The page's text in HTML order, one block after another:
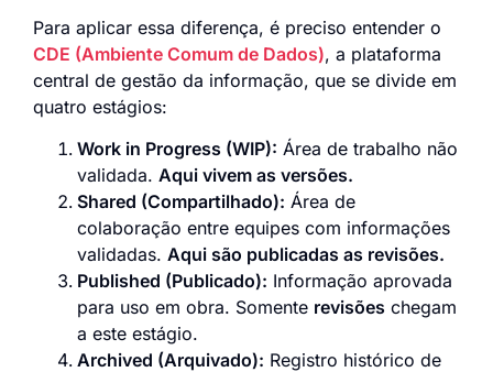
Para aplicar essa diferença, é preciso entender o
CDE (Ambiente Comum de Dados), a plataforma
central de gestão da informação, que se divide em
quatro estágios:
Work in Progress (WIP): Área de trabalho não
validada. Aqui vivem as versões.
Shared (Compartilhado): Área de
colaboração entre equipes com informações
validadas. Aqui são publicadas as revisões.
Published (Publicado): Informação aprovada
para uso em obra. Somente revisões chegam
a este estágio.
Archived (Arquivado): Registro histórico de